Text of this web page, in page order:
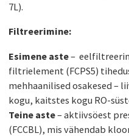
7L).
Filtreerimine:
Esimene aste–
filtrielement (FCPS5)
mehhaanilised osakesed –
kogu, kaitstes kogu RO-
Teine aste– aktiivsöest
(FCCBL), mis vähendab